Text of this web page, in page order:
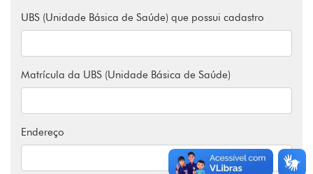
UBS (Unidade Básica de Saúde) que possui cadastro
Matrícula da UBS (Unidade Básica de Saúde)
Endereço